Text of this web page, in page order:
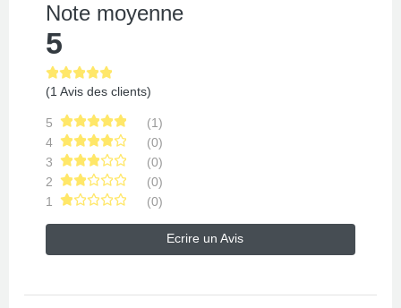
Note moyenne
5
(1 Avis des clients)
5
(1)
4
(0)
3
(0)
2
(0)
1
(0)
Ecrire un Avis